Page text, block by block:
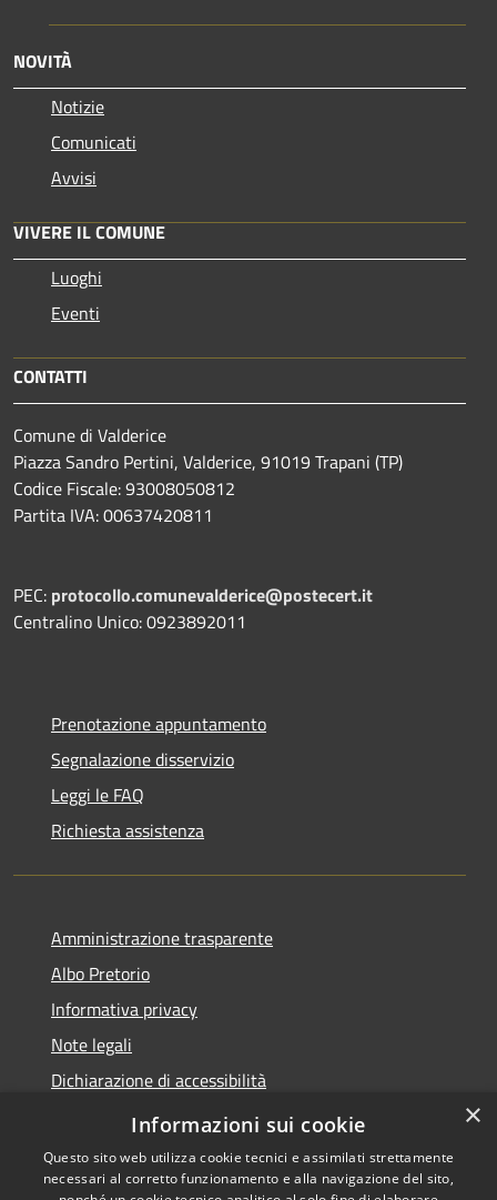
NOVITÀ
Notizie
Comunicati
Avvisi
VIVERE IL COMUNE
Luoghi
Eventi
CONTATTI
Comune di Valderice
Piazza Sandro Pertini, Valderice, 91019 Trapani (TP)
Codice Fiscale: 93008050812
Partita IVA: 00637420811
PEC: protocollo.comunevalderice@postecert.it
Centralino Unico: 0923892011
Prenotazione appuntamento
Segnalazione disservizio
Leggi le FAQ
Richiesta assistenza
Amministrazione trasparente
Albo Pretorio
Informativa privacy
Note legali
Dichiarazione di accessibilità
Informativa Privacy Videosorveglianza
×
Informazioni sui cookie
Questo sito web utilizza cookie tecnici e assimilati strettamente
necessari al corretto funzionamento e alla navigazione del sito,